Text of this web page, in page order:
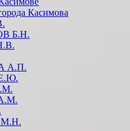
Касимова
Б.Н.
А.П.